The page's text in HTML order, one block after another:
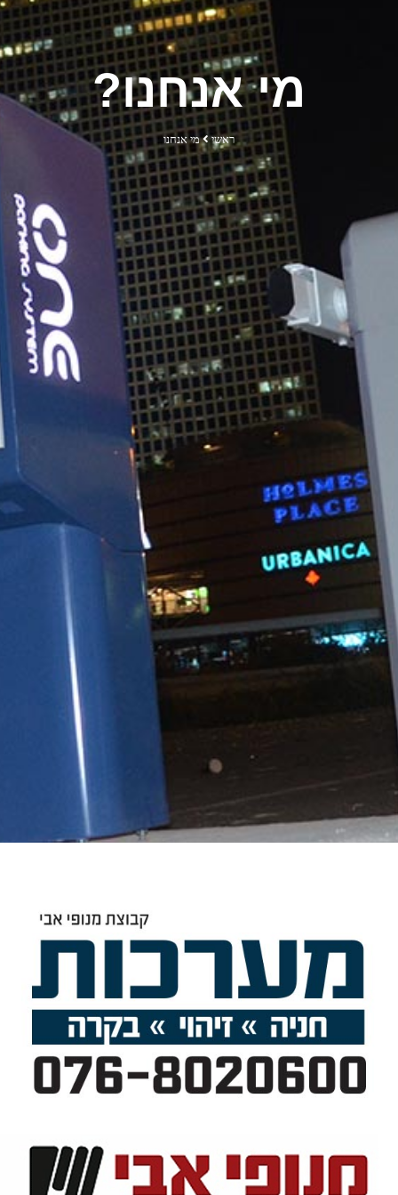
מי אנחנו?
ראשי מי אנחנו